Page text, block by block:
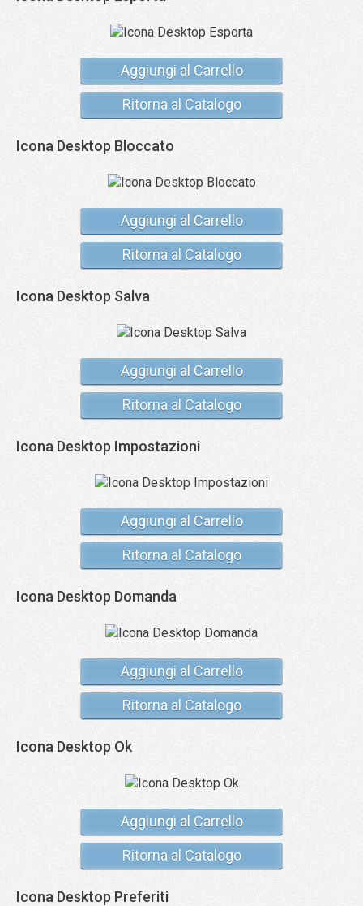
Aggiungi al Carrello
Ritorna al Catalogo
Icona Desktop Bloccato
Aggiungi al Carrello
Ritorna al Catalogo
Icona Desktop Salva
Aggiungi al Carrello
Ritorna al Catalogo
Icona Desktop Impostazioni
Aggiungi al Carrello
Ritorna al Catalogo
Icona Desktop Domanda
Aggiungi al Carrello
Ritorna al Catalogo
Icona Desktop Ok
Aggiungi al Carrello
Ritorna al Catalogo
Icona Desktop Preferiti